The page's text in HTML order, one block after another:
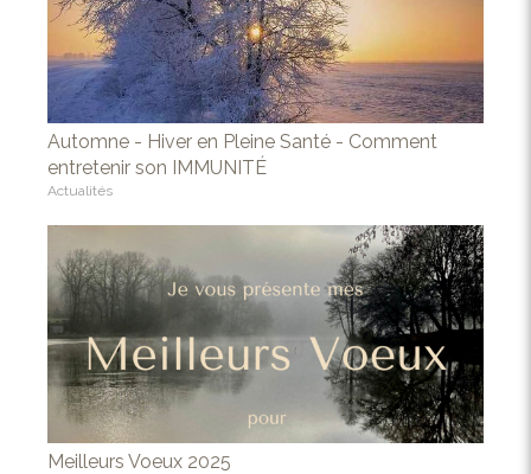
Automne - Hiver en Pleine Santé - Comment
entretenir son IMMUNITÉ
Actualités
Meilleurs Voeux 2025